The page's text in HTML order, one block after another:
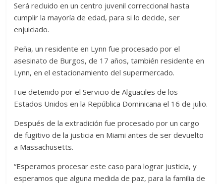
Será recluido en un centro juvenil correccional hasta
cumplir la mayoría de edad, para si lo decide, ser
enjuiciado.
Peña, un residente en Lynn fue procesado por el
asesinato de Burgos, de 17 años, también residente en
Lynn, en el estacionamiento del supermercado.
Fue detenido por el Servicio de Alguaciles de los
Estados Unidos en la República Dominicana el 16 de julio.
Después de la extradición fue procesado por un cargo
de fugitivo de la justicia en Miami antes de ser devuelto
a Massachusetts.
“Esperamos procesar este caso para lograr justicia, y
esperamos que alguna medida de paz, para la familia de